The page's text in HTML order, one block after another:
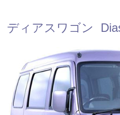
ディアスワゴン